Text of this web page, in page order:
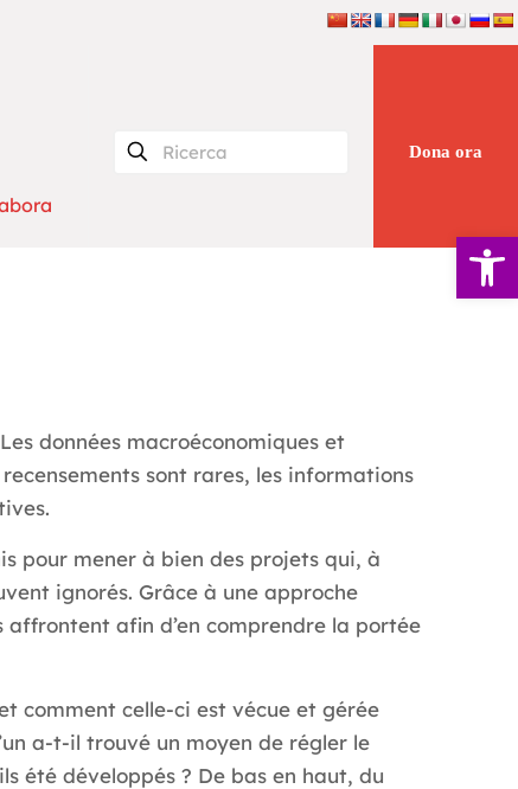
Apri la
Dona ora
données macroéconomiques et
sont rares, les informations
pour mener à bien des projets qui, à
ignorés. Grâce à une approche
affrontent afin d’en comprendre la portée
comment celle-ci est vécue et gérée
a-t-il trouvé un moyen de régler le
été développés ? De bas en haut, du